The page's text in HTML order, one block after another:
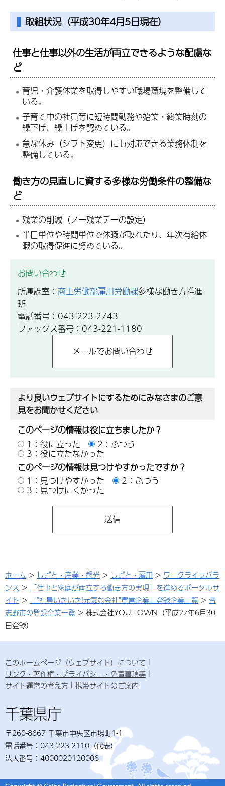
取組状況（平成30年4月5日現在）
仕事と仕事以外の生活が両立できるような配慮な
ど
育児・介護休業を取得しやすい職場環境を整備して
いる。
子育て中の社員等に短時間勤務や始業・終業時刻の
繰下げ、繰上げを認めている。
急な休み（シフト変更）にも対応できる業務体制を
整備している。
働き方の見直しに資する多様な労働条件の整備な
ど
残業の削減（ノー残業デーの設定）
半日単位や時間単位で休暇が取れたり、年次有給休
暇の取得促進に努めている。
お問い合わせ
所属課室： 商工労働部雇用労働課多様な働き方推進
班
電話番号：043-223-2743
ファックス番号：043-221-1180
より良いウェブサイトにするためにみなさまのご意
見をお聞かせください
このページの情報は役に立ちましたか？
1：役に立った
2：ふつう
3：役に立たなかった
このページの情報は見つけやすかったですか？
1：見つけやすかった
2：ふつう
3：見つけにくかった
ホーム > しごと・産業・観光 > しごと・雇用 > ワークライフバラ
ンス >
「仕事と家庭が両立する働き方の実現」を進めるポータルサ
イト > 「“社員いきいき!元気な会社”宣言企業」登録企業一覧 > 習
志野市の登録企業一覧 > 株式会社YOU-TOWN（平成27年6月30
日登録）
このホームページ（ウェブサイト）について
リンク・著作権・プライバシー・免責事項等
サイト運営の考え方
携帯サイトのご案内
千葉県庁
〒260-8667 千葉市中央区市場町1-1
電話番号：043-223-2110（代表）
法人番号：4000020120006